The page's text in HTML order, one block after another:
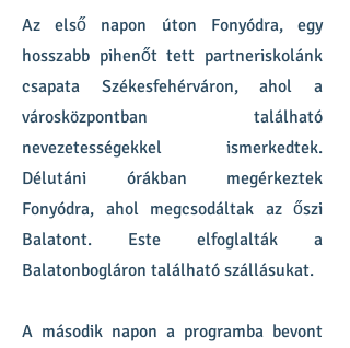
Az első napon úton Fonyódra, egy
hosszabb pihenőt tett partneriskolánk
csapata Székesfehérváron, ahol a
városközpontban található
nevezetességekkel ismerkedtek.
Délutáni órákban megérkeztek
Fonyódra, ahol megcsodáltak az őszi
Balatont. Este elfoglalták a
Balatonbogláron található szállásukat.
A második napon a programba bevont